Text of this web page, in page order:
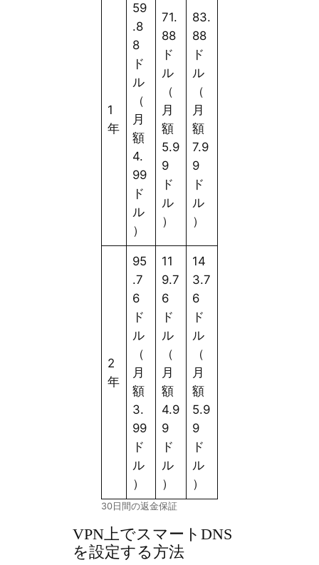
1
年
59
.8
8
ド
ル
（
月
額
4.
99
ド
ル
）
71.
88
ド
ル
（
月
額
5.9
9
ド
ル
）
83.
88
ド
ル
（
月
額
7.9
9
ド
ル
）
2
年
95
.7
6
ド
ル
（
月
額
3.
99
ド
ル
）
11
9.7
6
ド
ル
（
月
額
4.9
9
ド
ル
）
14
3.7
6
ド
ル
（
月
額
5.9
9
ド
ル
）
30日間の返金保証
VPN上でスマートDNS
を設定する方法